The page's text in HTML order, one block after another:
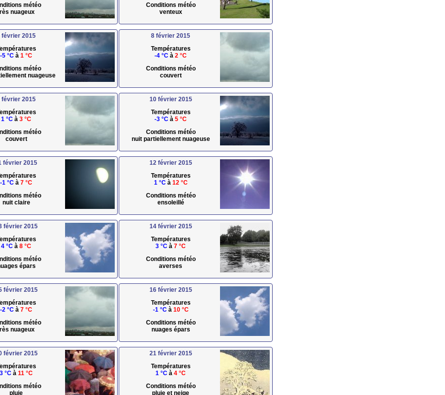
météo
nuageux
Conditions météo
venteux
février 2015
-5 °C à 1 °C
météo
nuageuse
8 février 2015
Températures
-4 °C à 2 °C
Conditions météo
couvert
février 2015
1 °C à 3 °C
météo
couvert
10 février 2015
Températures
-3 °C à 5 °C
Conditions météo
nuit partiellement nuageuse
février 2015
-1 °C à 7 °C
météo
nuit claire
12 février 2015
Températures
1 °Cà 12 °C
Conditions météo
ensoleillé
février 2015
4 °C à 8 °C
météo
épars
14 février 2015
Températures
3 °C à 7 °C
Conditions météo
averses
février 2015
-2 °C à 7 °C
météo
nuageux
16 février 2015
Températures
-1 °Cà 10 °C
Conditions météo
nuages épars
février 2015
3 °C à 11 °C
météo
pluie
21 février 2015
Températures
1 °C à 4 °C
Conditions météo
pluie et neige